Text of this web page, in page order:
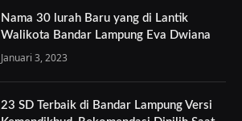
Nama 30 lurah Baru yang di Lantik
Walikota Bandar Lampung Eva Dwiana
Januari 3, 2023
23 SD Terbaik di Bandar Lampung Versi